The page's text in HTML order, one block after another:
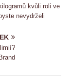
kvůli roli ve
nevydrželi